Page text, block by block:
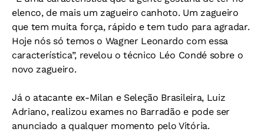
elenco, de mais um zagueiro canhoto. Um zagueiro
que tem muita força, rápido e tem tudo para agradar.
Hoje nós só temos o Wagner Leonardo com essa
característica”, revelou o técnico Léo Condé sobre o
novo zagueiro.
Já o atacante ex-Milan e Seleção Brasileira, Luiz
Adriano, realizou exames no Barradão e pode ser
anunciado a qualquer momento pelo Vitória.